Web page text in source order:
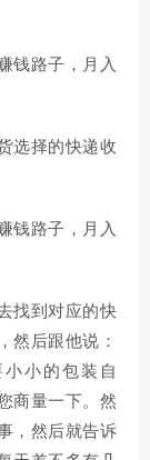
选择的快递收
找到对应的快
然后跟他说：
小的包装自
商量一下。然
，然后就告诉